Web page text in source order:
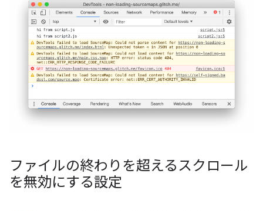
ファイルの終わりを超えるスクロール
を無効にする設定